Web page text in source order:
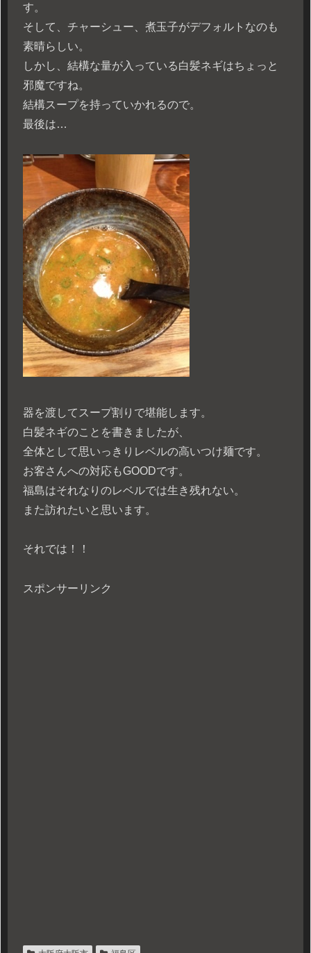
す。
そして、チャーシュー、煮玉子がデフォルトなのも
素晴らしい。
しかし、結構な量が入っている白髪ネギはちょっと
邪魔ですね。
結構スープを持っていかれるので。
最後は…
器を渡してスープ割りで堪能します。
白髪ネギのことを書きましたが、
全体として思いっきりレベルの高いつけ麺です。
お客さんへの対応もGOODです。
福島はそれなりのレベルでは生き残れない。
また訪れたいと思います。
それでは！！
スポンサーリンク